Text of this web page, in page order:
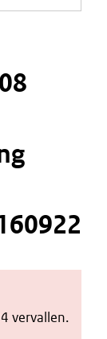
vervallen.